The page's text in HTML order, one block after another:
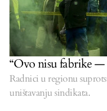
“Ovo nisu fabrike —
Radnici u regionu
uništavanju sindikata.